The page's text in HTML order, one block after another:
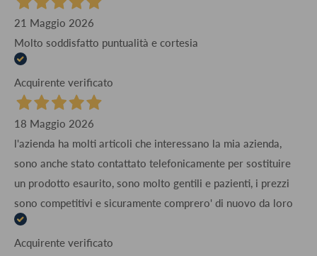
21 Maggio 2026
Molto soddisfatto puntualità e cortesia
Acquirente verificato
18 Maggio 2026
l'azienda ha molti articoli che interessano la mia azienda,
sono anche stato contattato telefonicamente per sostituire
un prodotto esaurito, sono molto gentili e pazienti, i prezzi
sono competitivi e sicuramente comprero' di nuovo da loro
Acquirente verificato